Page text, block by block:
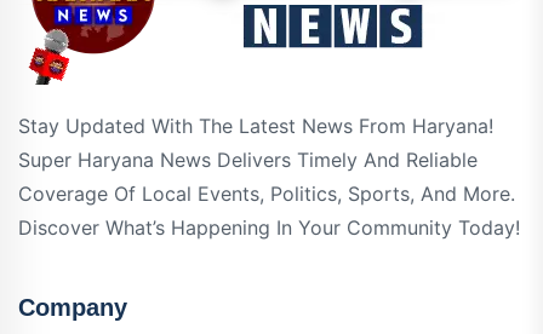
Stay Updated With The Latest News From Haryana!
Super Haryana News Delivers Timely And Reliable
Coverage Of Local Events, Politics, Sports, And More.
Discover What’s Happening In Your Community Today!
Company